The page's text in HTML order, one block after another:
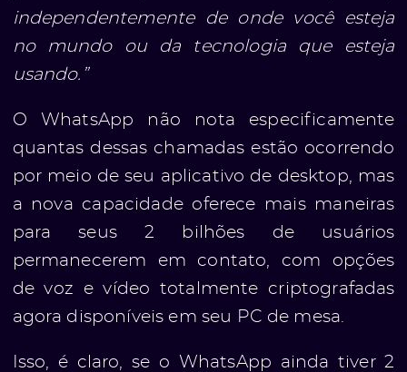
independentemente de onde você esteja
no mundo ou da tecnologia que esteja
usando.”
O WhatsApp não nota especificamente
quantas dessas chamadas estão ocorrendo
por meio de seu aplicativo de desktop, mas
a nova capacidade oferece mais maneiras
para seus 2 bilhões de usuários
permanecerem em contato, com opções
de voz e vídeo totalmente criptografadas
agora disponíveis em seu PC de mesa.
Isso, é claro, se o WhatsApp ainda tiver 2